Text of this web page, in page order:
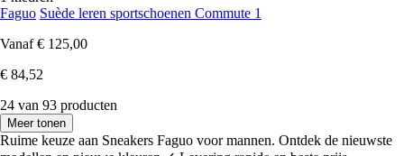
Faguo Suède leren sportschoenen Commute 1
Vanaf € 125,00
€ 84,52
24 van 93 producten
Meer tonen
Ruime keuze aan Sneakers Faguo voor mannen. Ontdek de nieuwste